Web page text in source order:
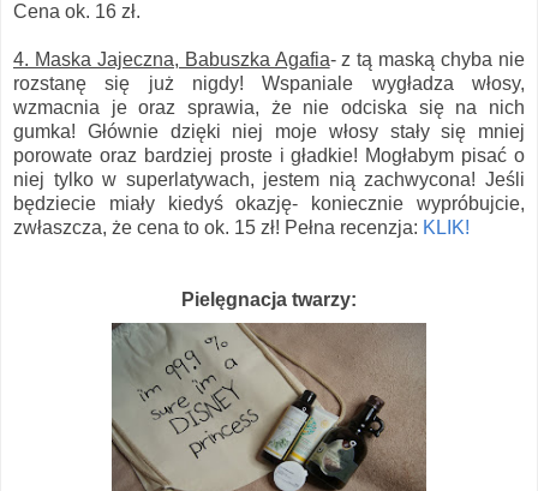
Cena ok. 16 zł.
4. Maska Jajeczna, Babuszka Agafia- z tą maską chyba nie
rozstanę się już nigdy! Wspaniale wygładza włosy,
wzmacnia je oraz sprawia, że nie odciska się na nich
gumka! Głównie dzięki niej moje włosy stały się mniej
porowate oraz bardziej proste i gładkie! Mogłabym pisać o
niej tylko w superlatywach, jestem nią zachwycona! Jeśli
będziecie miały kiedyś okazję- koniecznie wypróbujcie,
zwłaszcza, że cena to ok. 15 zł! Pełna recenzja: KLIK!
Pielęgnacja twarzy: